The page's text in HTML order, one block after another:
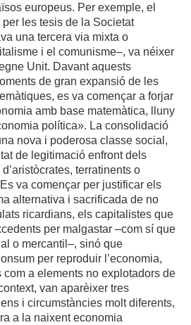
europeus. Per exemple, el
les tesis de la Societat
una tercera via mixta o
i el comunisme–, va néixer
Unit. Davant aquests
de gran expansió de les
es va començar a forjar
amb base matemàtica, lluny
política». La consolidació
nova i poderosa classe social,
de legitimació enfront dels
terratinents o
va començar per justificar els
alternativa i sacrificada de no
ricardians, els capitalistes que
per malgastar –com sí que
o mercantil–, sinó que
per reproduir l’economia,
com a elements no explotadors de
van aparèixer tres
i circumstàncies molt diferents,
a la naixent economia